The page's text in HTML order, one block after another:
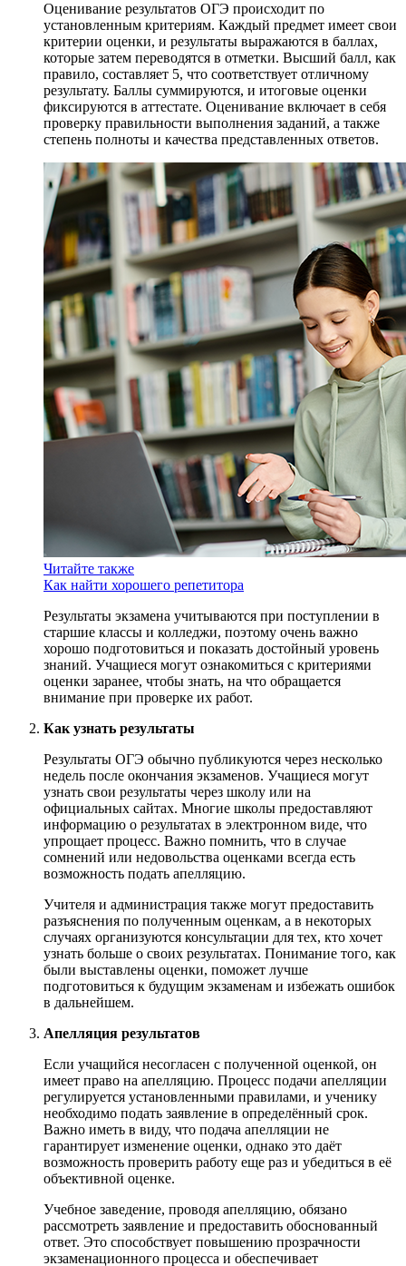
Оценивание результатов ОГЭ происходит по
установленным критериям. Каждый предмет имеет свои
критерии оценки, и результаты выражаются в баллах,
которые затем переводятся в отметки. Высший балл, как
правило, составляет 5, что соответствует отличному
результату. Баллы суммируются, и итоговые оценки
фиксируются в аттестате. Оценивание включает в себя
проверку правильности выполнения заданий, а также
степень полноты и качества представленных ответов.
Читайте также
Как найти хорошего репетитора
Результаты экзамена учитываются при поступлении в
старшие классы и колледжи, поэтому очень важно
хорошо подготовиться и показать достойный уровень
знаний. Учащиеся могут ознакомиться с критериями
оценки заранее, чтобы знать, на что обращается
внимание при проверке их работ.
Как узнать результаты
Результаты ОГЭ обычно публикуются через несколько
недель после окончания экзаменов. Учащиеся могут
узнать свои результаты через школу или на
официальных сайтах. Многие школы предоставляют
информацию о результатах в электронном виде, что
упрощает процесс. Важно помнить, что в случае
сомнений или недовольства оценками всегда есть
возможность подать апелляцию.
Учителя и администрация также могут предоставить
разъяснения по полученным оценкам, а в некоторых
случаях организуются консультации для тех, кто хочет
узнать больше о своих результатах. Понимание того, как
были выставлены оценки, поможет лучше
подготовиться к будущим экзаменам и избежать ошибок
в дальнейшем.
Апелляция результатов
Если учащийся несогласен с полученной оценкой, он
имеет право на апелляцию. Процесс подачи апелляции
регулируется установленными правилами, и ученику
необходимо подать заявление в определённый срок.
Важно иметь в виду, что подача апелляции не
гарантирует изменение оценки, однако это даёт
возможность проверить работу еще раз и убедиться в её
объективной оценке.
Учебное заведение, проводя апелляцию, обязано
рассмотреть заявление и предоставить обоснованный
ответ. Это способствует повышению прозрачности
экзаменационного процесса и обеспечивает